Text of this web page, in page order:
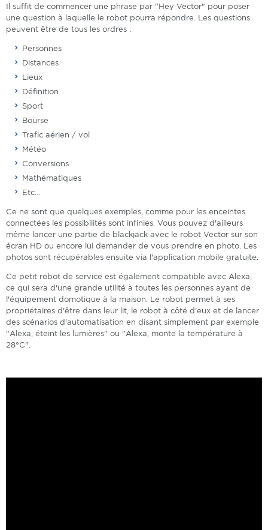
Il suffit de commencer une phrase par "Hey Vector" pour poser
une question à laquelle le robot pourra répondre. Les questions
peuvent être de tous les ordres :
Personnes
Distances
Lieux
Définition
Sport
Bourse
Trafic aérien / vol
Météo
Conversions
Mathématiques
Etc...
Ce ne sont que quelques exemples, comme pour les enceintes
connectées les possibilités sont infinies. Vous pouvez d'ailleurs
même lancer une partie de blackjack avec le robot Vector sur son
écran HD ou encore lui demander de vous prendre en photo. Les
photos sont récupérables ensuite via l'application mobile gratuite.
Ce petit robot de service est également compatible avec Alexa,
ce qui sera d'une grande utilité à toutes les personnes ayant de
l'équipement domotique à la maison. Le robot permet à ses
propriétaires d'être dans leur lit, le robot à côté d'eux et de lancer
des scénarios d'automatisation en disant simplement par exemple
"Alexa, éteint les lumières" ou "Alexa, monte la température à
28°C".